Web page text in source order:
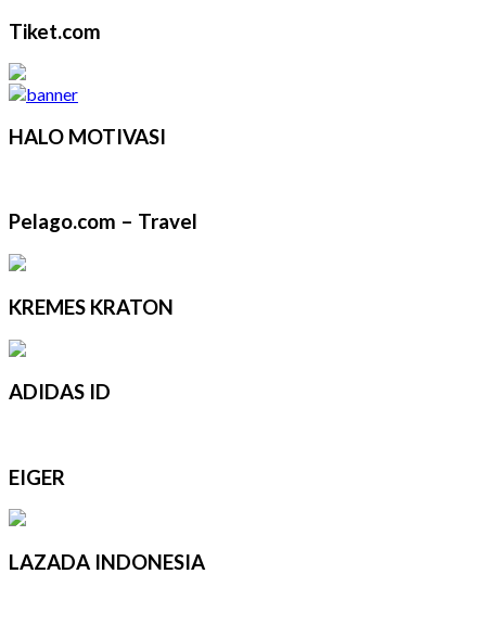
Tiket.com
HALO MOTIVASI
Pelago.com – Travel
KREMES KRATON
ADIDAS ID
EIGER
LAZADA INDONESIA